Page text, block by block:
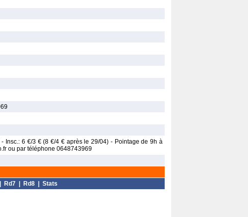
Insc.: 6 €/3 € (8 €/4 € après le 29/04) - Pointage de 9h à
ou par téléphone 0648743969
Rd7 Rd8 Stats